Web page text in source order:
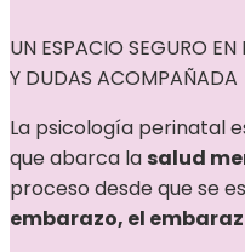
UN ESPACIO SEGURO
Y DUDAS ACOMPAÑADA
La psicología perinatal
que abarca la salud
proceso desde que se
embarazo, el